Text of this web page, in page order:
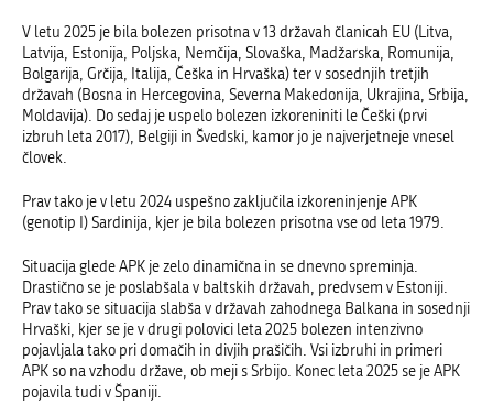
V letu 2025 je bila bolezen prisotna v 13 državah članicah EU (Litva,
Latvija, Estonija, Poljska, Nemčija, Slovaška, Madžarska, Romunija,
Bolgarija, Grčija, Italija, Češka in Hrvaška) ter v sosednjih tretjih
državah (Bosna in Hercegovina, Severna Makedonija, Ukrajina, Srbija,
Moldavija). Do sedaj je uspelo bolezen izkoreniniti le Češki (prvi
izbruh leta 2017), Belgiji in Švedski, kamor jo je najverjetneje vnesel
človek.
Prav tako je v letu 2024 uspešno zaključila izkoreninjenje APK
(genotip I) Sardinija, kjer je bila bolezen prisotna vse od leta 1979.
Situacija glede APK je zelo dinamična in se dnevno spreminja.
Drastično se je poslabšalav baltskih državah, predvsem v Estoniji.
Prav tako se situacija slabša v državah zahodnega Balkana in sosednji
Hrvaški, kjer se je v drugi polovici leta 2025 bolezen intenzivno
pojavljala tako pri domačih in divjih prašičih. Vsi izbruhi in primeri
APK so na vzhodu države, ob meji s Srbijo. Konec leta 2025 se je APK
pojavila tudi v Španiji.